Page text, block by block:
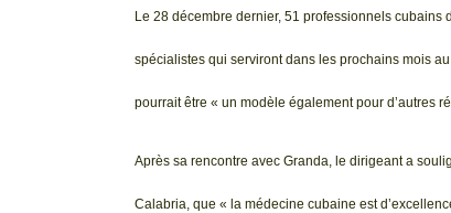
Le 28 décembre dernier, 51 professionnels
spécialistes qui serviront dans les prochains mois
pourrait être « un modèle également pour d’autres
Après sa rencontre avec Granda, le dirigeant a
Calabria, que « la médecine cubaine est